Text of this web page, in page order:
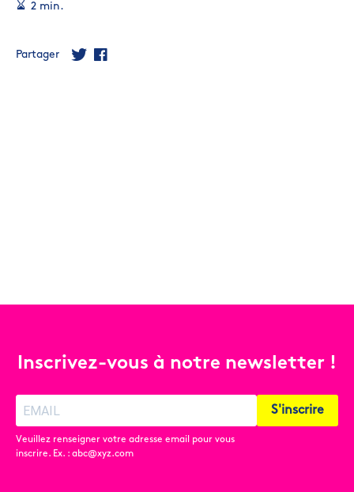
2 min.
Partager
Inscrivez-vous à notre newsletter !
Veuillez renseigner votre adresse email pour vous
inscrire. Ex. : abc@xyz.com
S'inscrire